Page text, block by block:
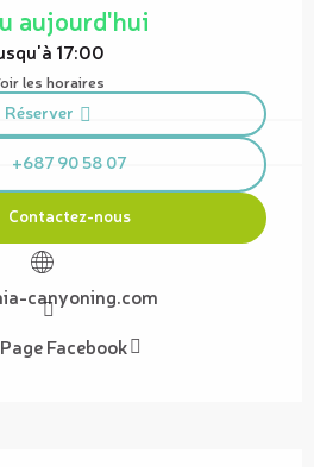
aujourd'hui
17:00
les horaires
Réserver
+687 90 58 07
Contactez-nous
canyoning.com
Page Facebook